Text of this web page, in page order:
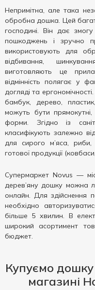
Непримітна, але така
обробна дошка. Цей
господині. Він дає
пошкоджень і зручно
використовують для
відбивання,
виготовляють це
відмінність полягає у
догляді та
бамбук, дерево,
можуть бути прямокутні,
форми. Згідно із
класифікують залежно
для сирого м’яса, риби,
готової продукції
Супермаркет Novus —
дерев’яну дошку можна
онлайн. Для здійснення
необхідно
більше 5 хвилин. В
широкий асортимент
бюджет.
Купуємо дошку
магазині